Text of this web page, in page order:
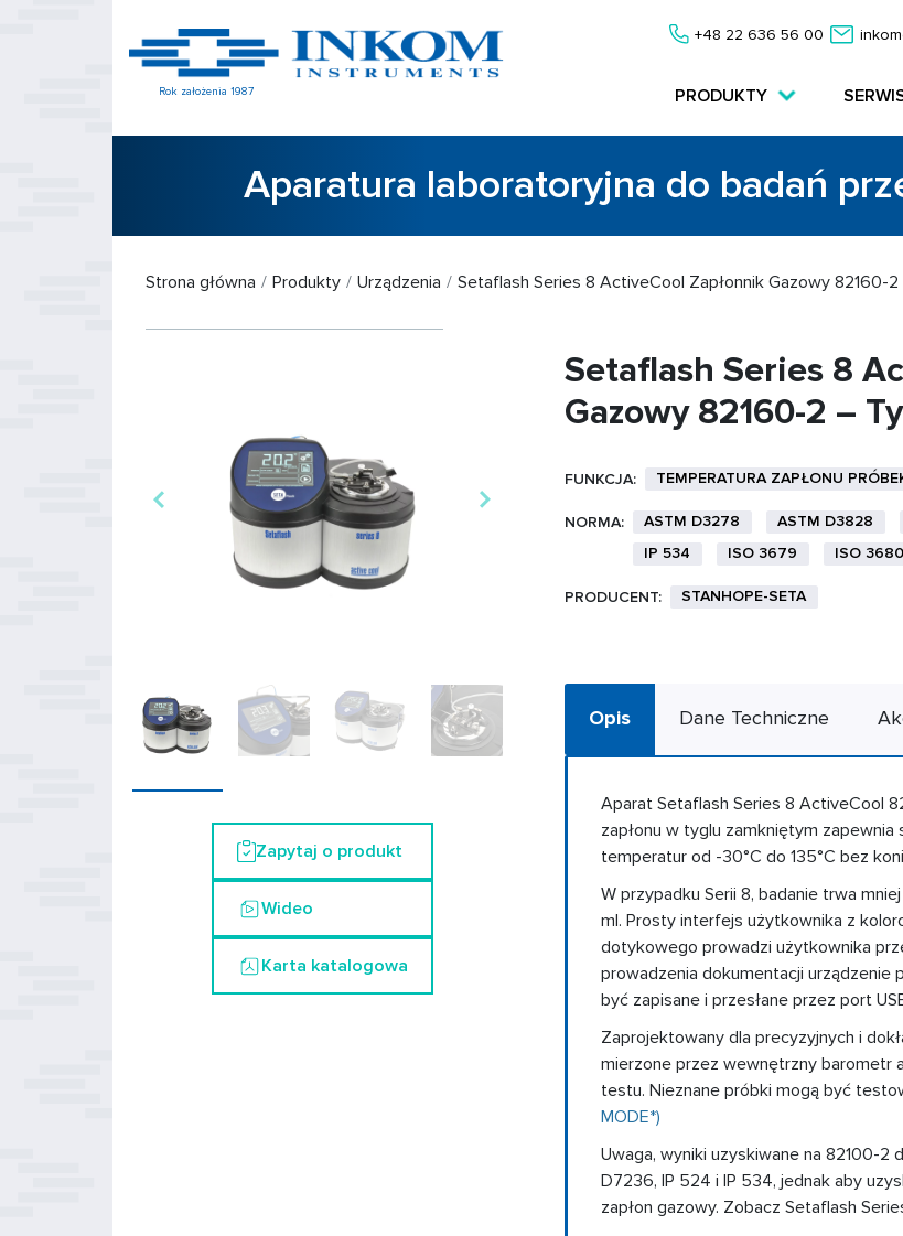
Rok założenia 1987
+48 22 636 56 00
PRODUKTY
Aparatura laboratoryjna do badań
Strona główna Produkty Urządzenia Setaflash Series 8 ActiveCool Zapłonnik Gazowy 82160-
Zapytaj o produkt
Wideo
Karta katalogowa
Setaflash Series 8
Gazowy 82160-2 –
FUNKCJA: TEMPERATURA ZAPŁONU
NORMA: ASTM D3278 ASTM D3828
IP 534
ISO 3679 ISO 3680
PRODUCENT: STANHOPE-SETA
Opis Dane Techniczne
Aparat Setaflash Series 8 ActiveCool
zapłonu w tyglu zamkniętym
temperatur od -30°C do 135°C bez
W przypadku Serii 8, badanie trwa
ml. Prosty interfejs użytkownika z
dotykowego prowadzi użytkownika
prowadzenia dokumentacji
być zapisane i przesłane przez port
Zaprojektowany dla precyzyjnych i
mierzone przez wewnętrzny barometr
testu. Nieznane próbki mogą być
MODE*)
Uwaga, wyniki uzyskiwane na 82100-2
D7236, IP 524 i IP 534, jednak aby
zapłon gazowy. Zobacz Setaflash